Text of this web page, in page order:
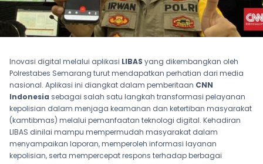
Inovasi digital melalui aplikasi LIBAS yang dikembangkan oleh
Polrestabes Semarang turut mendapatkan perhatian dari media
nasional. Aplikasi ini diangkat dalam pemberitaan CNN
Indonesia sebagai salah satu langkah transformasi pelayanan
kepolisian dalam menjaga keamanan dan ketertiban masyarakat
(kamtibmas) melalui pemanfaatan teknologi digital. Kehadiran
LIBAS dinilai mampu mempermudah masyarakat dalam
menyampaikan laporan, memperoleh informasi layanan
kepolisian, serta mempercepat respons terhadap berbagai